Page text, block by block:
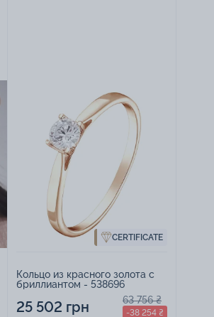
CERTIFICATE
Кольцо из красного золота с
бриллиантом - 538696
25 502 грн 63 756 ₴
-38 254 ₴